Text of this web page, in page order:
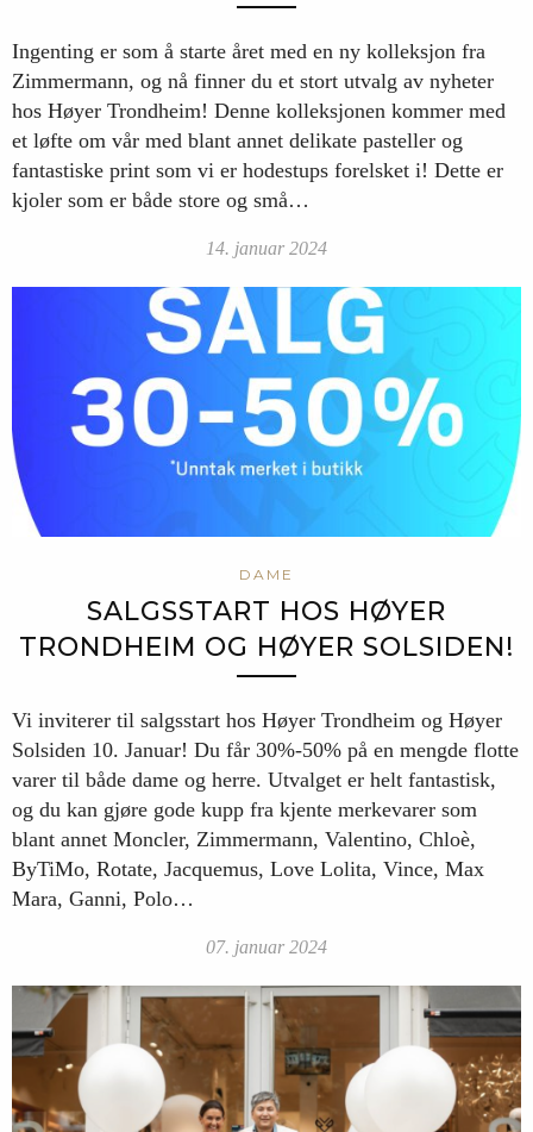
Ingenting er som å starte året med en ny kolleksjon fra
Zimmermann, og nå finner du et stort utvalg av nyheter
hos Høyer Trondheim! Denne kolleksjonen kommer med
et løfte om vår med blant annet delikate pasteller og
fantastiske print som vi er hodestups forelsket i! Dette er
kjoler som er både store og små…
14. januar 2024
DAME
SALGSSTART HOS HØYER
TRONDHEIM OG HØYER SOLSIDEN!
Vi inviterer til salgsstart hos Høyer Trondheim og Høyer
Solsiden 10. Januar! Du får 30%-50% på en mengde flotte
varer til både dame og herre. Utvalget er helt fantastisk,
og du kan gjøre gode kupp fra kjente merkevarer som
blant annet Moncler, Zimmermann, Valentino, Chloè,
ByTiMo, Rotate, Jacquemus, Love Lolita, Vince, Max
Mara, Ganni, Polo…
07. januar 2024